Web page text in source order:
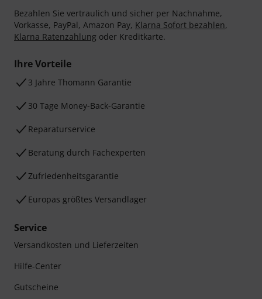
Bezahlen Sie vertraulich und sicher per Nachnahme,
Vorkasse, PayPal, Amazon Pay, Klarna Sofort bezahlen,
Klarna Ratenzahlung oder Kreditkarte.
Ihre Vorteile
3 Jahre Thomann Garantie
30 Tage Money-Back-Garantie
Reparaturservice
Beratung durch Fachexperten
Zufriedenheitsgarantie
Europas größtes Versandlager
Service
Versandkosten und Lieferzeiten
Hilfe-Center
Gutscheine